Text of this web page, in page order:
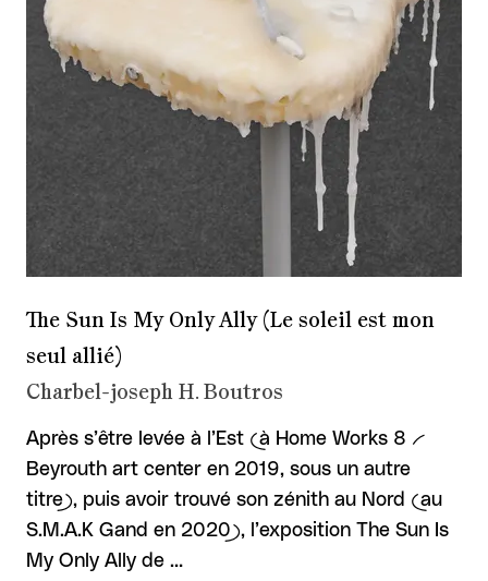
The Sun Is My Only Ally (Le soleil est mon
seul allié)
Charbel-joseph H. Boutros
Après s’être levée à l’Est (à Home Works 8 --
Beyrouth art center en 2019, sous un autre
titre), puis avoir trouvé son zénith au Nord (au
S.M.A.K Gand en 2020), l’exposition The Sun Is
My Only Ally de …